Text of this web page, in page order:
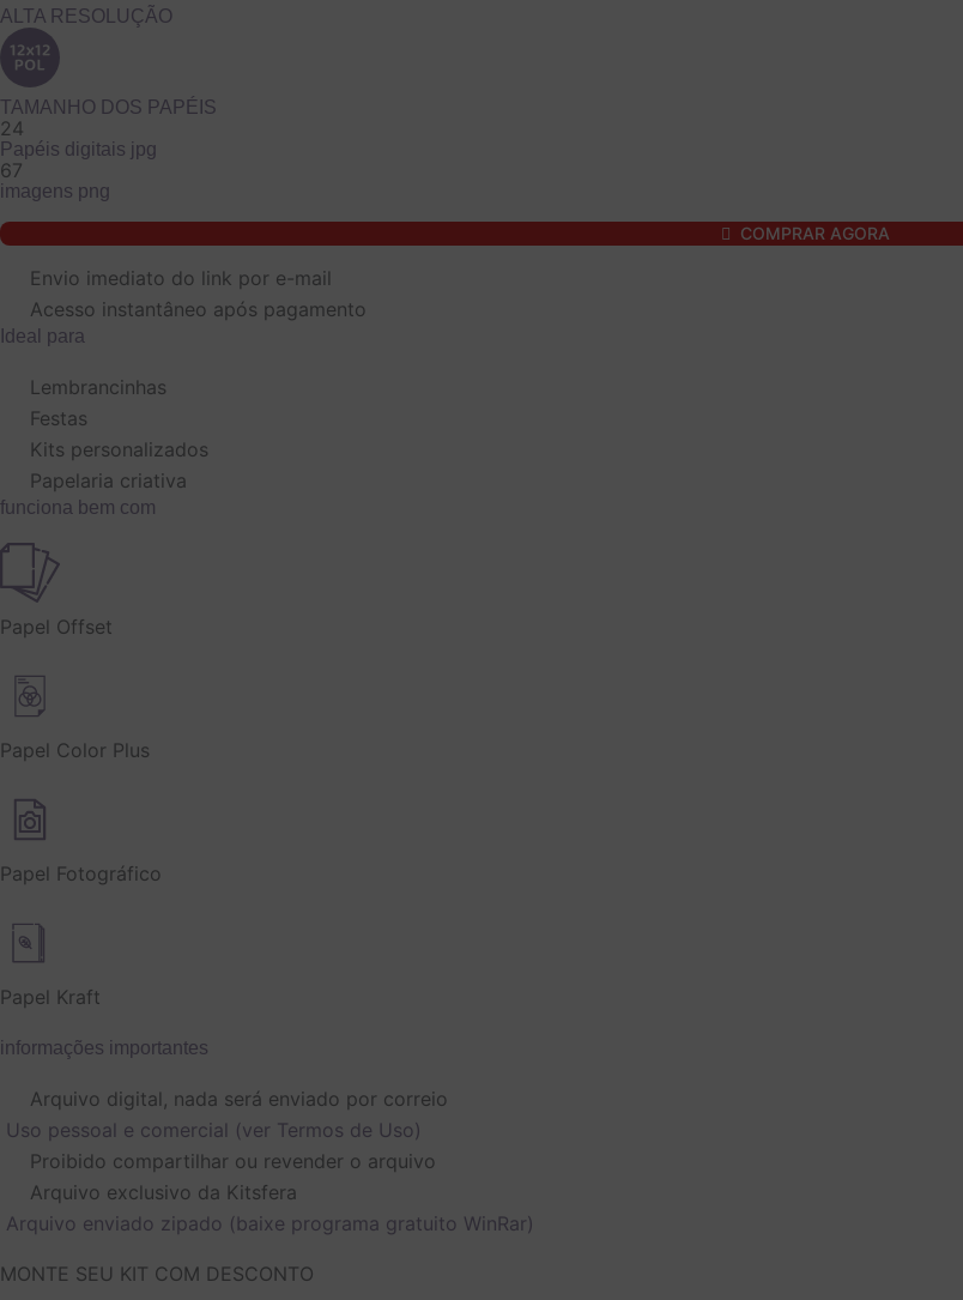
ALTA RESOLUÇÃO
TAMANHO DOS PAPÉIS
24
Papéis digitais jpg
67
imagens png
de
Digital
Princesas
-
quantidade
COMPRAR AGORA
Envio imediato do link por e-mail
Acesso instantâneo após pagamento
Ideal para
Lembrancinhas
Festas
Kits personalizados
Papelaria criativa
funciona bem com
Papel Offset
Papel Color Plus
Papel Fotográfico
Papel Kraft
informações importantes
Arquivo digital, nada será enviado por correio
Uso pessoal e comercial (ver Termos de Uso)
Proibido compartilhar ou revender o arquivo
Arquivo exclusivo da Kitsfera
Arquivo enviado zipado (baixe programa gratuito WinRar)
MONTE SEU KIT COM DESCONTO
O O